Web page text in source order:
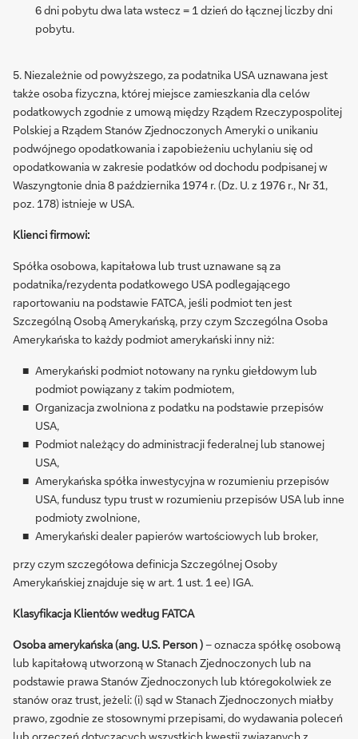
6 dni pobytu dwa lata wstecz = 1 dzień do łącznej liczby dni
pobytu.
5. Niezależnie od powyższego, za podatnika USA uznawana jest
także osoba fizyczna, której miejsce zamieszkania dla celów
podatkowych zgodnie z umową między Rządem Rzeczypospolitej
Polskiej a Rządem Stanów Zjednoczonych Ameryki o unikaniu
podwójnego opodatkowania i zapobieżeniu uchylaniu się od
opodatkowania w zakresie podatków od dochodu podpisanej w
Waszyngtonie dnia 8 października 1974 r. (Dz. U. z 1976 r., Nr 31,
poz. 178) istnieje w USA.
Klienci firmowi:
Spółka osobowa, kapitałowa lub trust uznawane są za
podatnika/rezydenta podatkowego USA podlegającego
raportowaniu na podstawie FATCA, jeśli podmiot ten jest
Szczególną Osobą Amerykańską, przy czym Szczególna Osoba
Amerykańska to każdy podmiot amerykański inny niż:
Amerykański podmiot notowany na rynku giełdowym lub
podmiot powiązany z takim podmiotem,
Organizacja zwolniona z podatku na podstawie przepisów
USA,
Podmiot należący do administracji federalnej lub stanowej
USA,
Amerykańska spółka inwestycyjna w rozumieniu przepisów
USA, fundusz typu trust w rozumieniu przepisów USA lub inne
podmioty zwolnione,
Amerykański dealer papierów wartościowych lub broker,
przy czym szczegółowa definicja Szczególnej Osoby
Amerykańskiej znajduje się w art. 1 ust. 1 ee) IGA.
Klasyfikacja Klientów według FATCA
Osoba amerykańska (ang. U.S. Person )– oznacza spółkę osobową
lub kapitałową utworzoną w Stanach Zjednoczonych lub na
podstawie prawa Stanów Zjednoczonych lub któregokolwiek ze
stanów oraz trust, jeżeli: (i) sąd w Stanach Zjednoczonych miałby
prawo, zgodnie ze stosownymi przepisami, do wydawania poleceń